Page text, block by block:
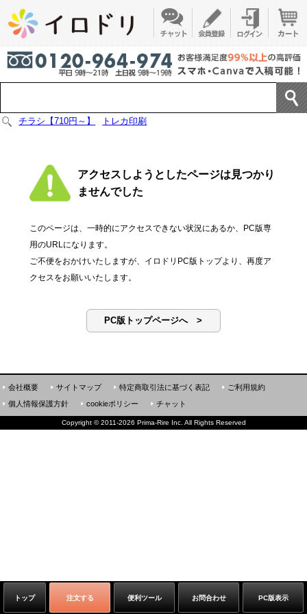
チラシ【710円～】 トレカ印刷
アクセスしようとしたページは見つかり
ませんでした
このページは、一時的にアクセスできない状況にあるか、PC版専
用のURLになります。
ご不便をおかけいたしますが、イロドリPC版トップより、再度ア
クセスをお願いいたします。
PC版トップページへ >
トップ 注文する 便利ツール お問合わせ PC版表示
会社概要 サイトマップ 特定商取引法に基づく表記
ご利用規約
個人情報保護方針
cookieポリシー チャット
Copyright ©2011-2026 Prima-Rire Inc. All Rights Reserved